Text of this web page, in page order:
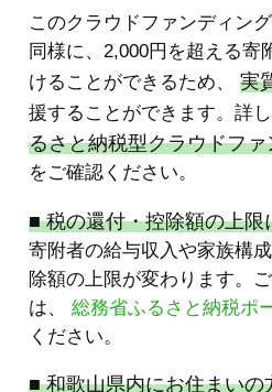
このクラウドファンディン
同様に、2,000円を超える寄
けることができるため、 実
援することができます。詳
るさと納税型クラウドフ
をご確認ください。
■ 税の還付・控除額の上限
寄附者の給与収入や家族構
除額の上限が変わります。
は、 総務省ふるさと納税ポ
ください。
■ 和歌山県内にお住まいの